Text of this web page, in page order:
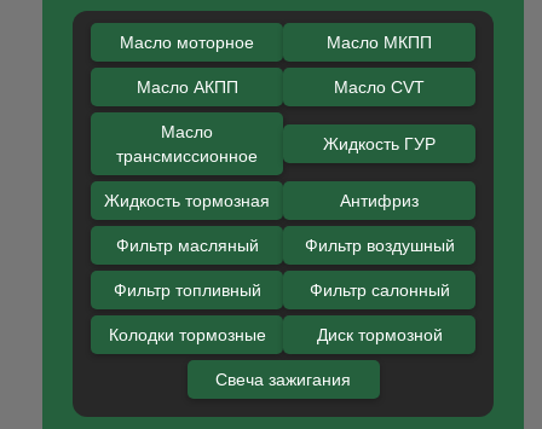
Масло моторное Масло МКПП
Масло АКПП Масло CVT
Масло
трансмиссионное
Жидкость ГУР
Жидкость тормозная Антифриз
Фильтр масляный Фильтр воздушный
Фильтр топливный Фильтр салонный
Колодки тормозные Диск тормозной
Свеча зажигания